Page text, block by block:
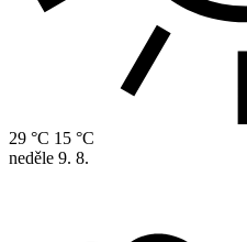
29 °C 15 °C
neděle 9. 8.